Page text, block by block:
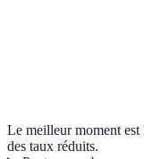
Le meilleur moment
des taux réduits.